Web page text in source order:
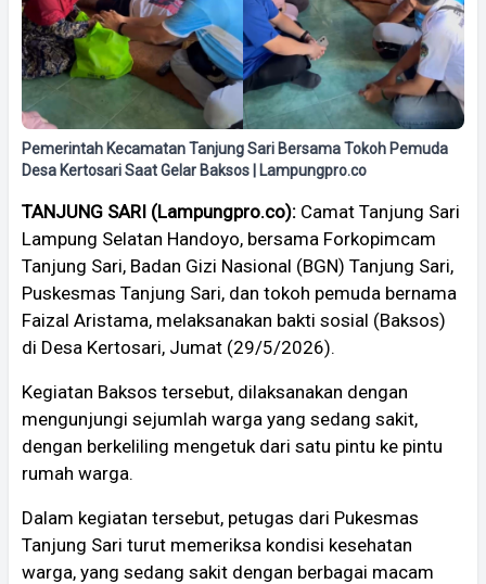
Pemerintah Kecamatan Tanjung Sari Bersama Tokoh Pemuda
Desa Kertosari Saat Gelar Baksos | Lampungpro.co
TANJUNG SARI (Lampungpro.co): Camat Tanjung Sari
Lampung Selatan Handoyo, bersama Forkopimcam
Tanjung Sari, Badan Gizi Nasional (BGN) Tanjung Sari,
Puskesmas Tanjung Sari, dan tokoh pemuda bernama
Faizal Aristama, melaksanakan bakti sosial (Baksos)
di Desa Kertosari, Jumat (29/5/2026).
Kegiatan Baksos tersebut, dilaksanakan dengan
mengunjungi sejumlah warga yang sedang sakit,
dengan berkeliling mengetuk dari satu pintu ke pintu
rumah warga.
Dalam kegiatan tersebut, petugas dari Pukesmas
Tanjung Sari turut memeriksa kondisi kesehatan
warga, yang sedang sakit dengan berbagai macam